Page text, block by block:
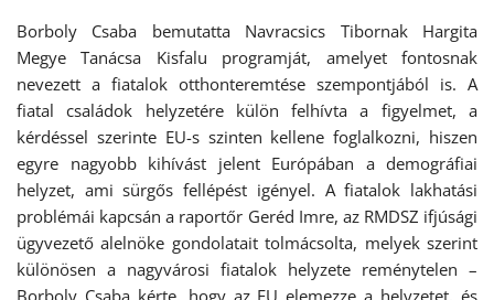
Borboly Csaba bemutatta Navracsics Tibornak Hargita
Megye Tanácsa Kisfalu programját, amelyet fontosnak
nevezett a fiatalok otthonteremtése szempontjából is. A
fiatal családok helyzetére külön felhívta a figyelmet, a
kérdéssel szerinte EU-s szinten kellene foglalkozni, hiszen
egyre nagyobb kihívást jelent Európában a demográfiai
helyzet, ami sürgős fellépést igényel. A fiatalok lakhatási
problémái kapcsán a raportőr Geréd Imre, az RMDSZ ifjúsági
ügyvezető alelnöke gondolatait tolmácsolta, melyek szerint
különösen a nagyvárosi fiatalok helyzete reménytelen –
Borboly Csaba kérte, hogy az EU elemezze a helyzetet, és